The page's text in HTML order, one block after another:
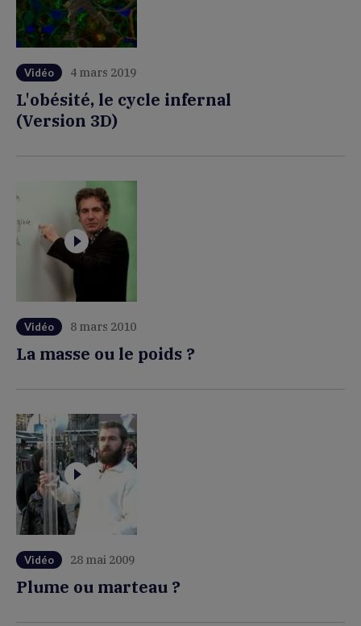
Vidéo 4 mars 2019
L'obésité, le cycle infernal
(Version 3D)
Vidéo 8 mars 2010
La masse ou le poids ?
Vidéo 28 mai 2009
Plume ou marteau ?